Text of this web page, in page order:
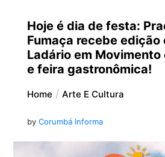
Hoje é dia de festa:
Fumaça recebe edição
Ladário em Movimento
e feira gastronômica!
Home Arte E Cultura
by Corumbá Informa